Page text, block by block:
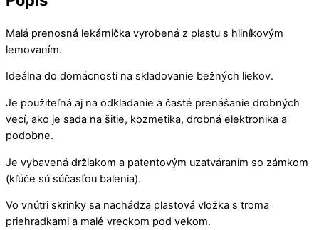
Malá prenosná lekárnička vyrobená z plastu s hliníkovým
lemovaním.
Ideálna do domácnosti na skladovanie bežných liekov.
Je použiteľná aj na odkladanie a časté prenášanie drobných
vecí, ako je sada na šitie, kozmetika, drobná elektronika a
podobne.
Je vybavená držiakom a patentovým uzatváraním so zámkom
(kľúče sú súčasťou balenia).
Vo vnútri skrinky sa nachádza plastová vložka s troma
priehradkami a malé vreckom pod vekom.